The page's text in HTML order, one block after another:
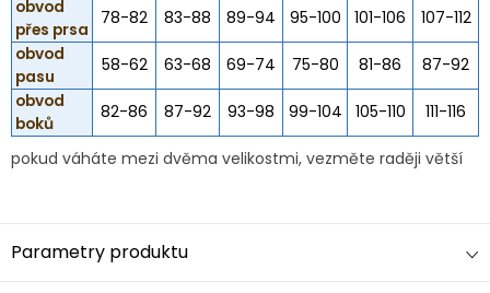
obvod
přes prsa
78-82 83-88 89-94 95-100 101-106
107-112
obvod
pasu
58-62 63-68 69-74 75-80 81-86
87-92
obvod
boků
82-86 87-92 93-98 99-104 105-110 111-116
pokud váháte mezi dvěma velikostmi, vezměte raději větší
Parametry produktu